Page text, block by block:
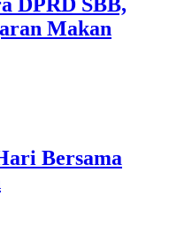
Makan
Bersama